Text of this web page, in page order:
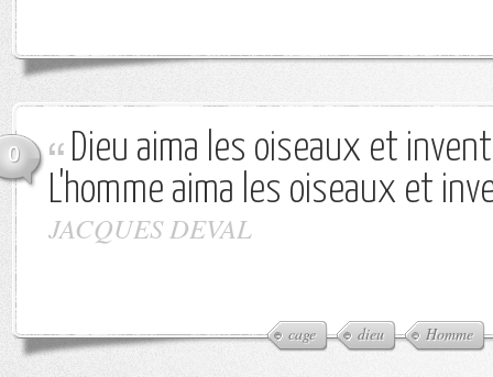
0
Dieu aima les oiseaux et
L'homme aima les oiseaux et
JACQUES DEVAL
cage dieu Homme